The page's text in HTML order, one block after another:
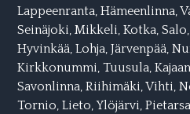
Lappeenranta,Hämeenlinna,
Seinäjoki,Mikkeli, Kotka,Salo
Hyvinkää,Lohja,Järvenpää,
Kirkkonummi,Tuusula,
Savonlinna,Riihimäki,Vihti,
Tornio,Lieto,Ylöjärvi,